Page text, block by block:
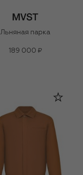
Льняная парка
189 000 ₽